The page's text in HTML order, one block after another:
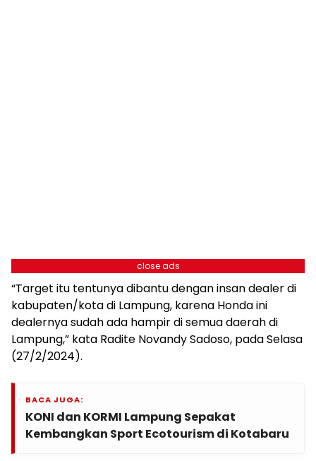
close ads
“Target itu tentunya dibantu dengan insan dealer di
kabupaten/kota di Lampung, karena Honda ini
dealernya sudah ada hampir di semua daerah di
Lampung,” kata Radite Novandy Sadoso, pada Selasa
(27/2/2024).
BACA JUGA:
KONI dan KORMI Lampung Sepakat
Kembangkan Sport Ecotourism di Kotabaru